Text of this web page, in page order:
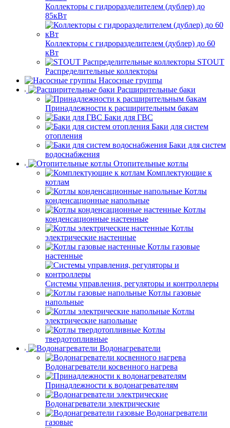
Коллекторы с гидроразделителем (дублер) до
85кВт
Коллекторы с гидроразделителем (дублер) до 60
кВт
STOUT
Распределительные коллекторы
Насосные группы
Расширительные баки
Принадлежности к расширительным бакам
Баки для ГВС
Баки для систем
отопления
Баки для систем
водоснабжения
Отопительные котлы
Комплектующие к
котлам
Котлы
конденсационные напольные
Котлы
конденсационные настенные
Котлы
электрические настенные
Котлы газовые
настенные
Системы управления, регуляторы и контроллеры
Котлы газовые
напольные
Котлы
электрические напольные
Котлы
твердотопливные
Водонагреватели
Водонагреватели косвенного нагрева
Принадлежности к водонагревателям
Водонагреватели электрические
Водонагреватели
газовые